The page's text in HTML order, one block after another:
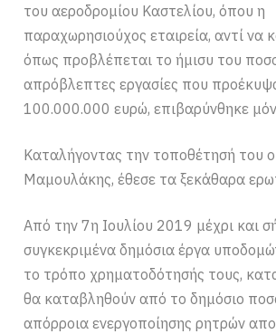
του αεροδρομίου Καστελίου, όπου η
παραχωρησιούχος εταιρεία, αντί να
όπως προβλέπεται το ήμισυ του
απρόβλεπτες εργασίες που
100.000.000 ευρώ, επιβαρύνθηκε
Καταλήγοντας την τοποθέτησή του
Μαμουλάκης, έθεσε τα ξεκάθαρα
Από την 7η Ιουλίου 2019 μέχρι και
συγκεκριμένα δημόσια έργα
το τρόπο χρηματοδότησής τους,
θα καταβληθούν από το δημόσιο
απόρροια ενεργοποίησης ρητρών